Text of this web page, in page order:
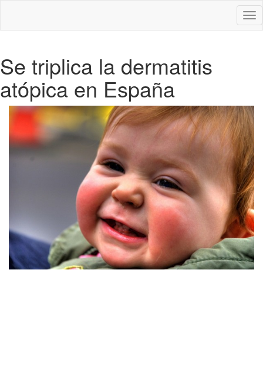
Se triplica la dermatitis
atópica en España